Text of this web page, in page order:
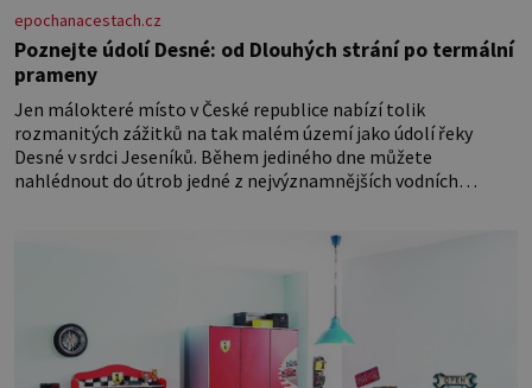
epochanacestach.cz
Poznejte údolí Desné: od Dlouhých strání po termální
prameny
Jen málokteré místo v České republice nabízí tolik
rozmanitých zážitků na tak malém území jako údolí řeky
Desné v srdci Jeseníků. Během jediného dne můžete
nahlédnout do útrob jedné z nejvýznamnějších vodních